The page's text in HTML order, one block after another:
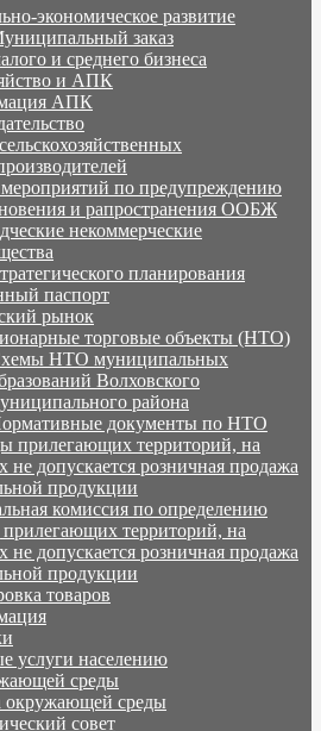
экономическое развитие
заказ
и среднего бизнеса
и АПК
АПК
по предупреждению
и рапространения ООБЖ
некоммерческие
планирования
паспорт
рынок
торговые объекты (НТО)
НТО муниципальных
Волховского
района
документы по НТО
прилегающих территорий, на
не допускается розничная продажа
продукции
комиссия по определению
территорий, на
не допускается розничная продажа
продукции
товаров
услуги населению
среды
окружающей среды
совет